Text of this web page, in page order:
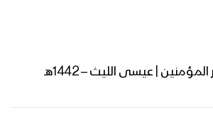
| عيسى الليث – 1442هـ